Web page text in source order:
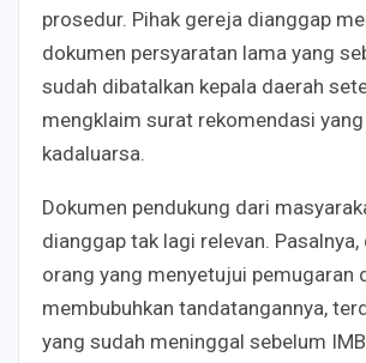
prosedur. Pihak gereja dianggap
dokumen persyaratan lama yang
sudah dibatalkan kepala daerah
mengklaim surat rekomendasi
kadaluarsa.
Dokumen pendukung dari
dianggap tak lagi relevan.
orang yang menyetujui pemugaran
membubuhkan tandatangannya,
yang sudah meninggal sebelum